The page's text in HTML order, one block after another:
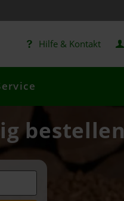
Hilfe & Kontakt
bestellen